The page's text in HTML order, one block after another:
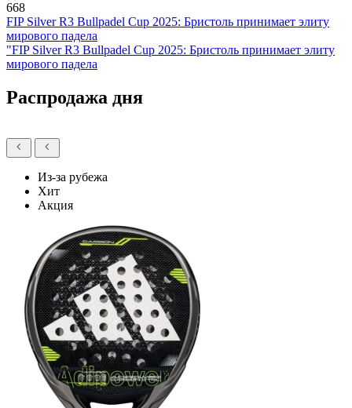
668
FIP Silver R3 Bullpadel Cup 2025: Бристоль принимает элиту
мирового падела
"FIP Silver R3 Bullpadel Cup 2025: Бристоль принимает элиту
мирового падела
Распродажа дня
Из-за рубежа
Хит
Акция